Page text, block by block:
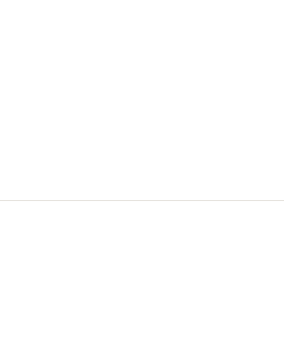
Insect Hundefutter